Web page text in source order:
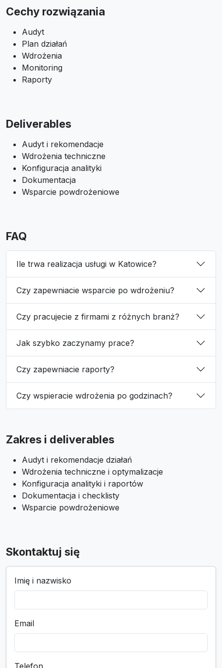
Cechy rozwiązania
Audyt
Plan działań
Wdrożenia
Monitoring
Raporty
Deliverables
Audyt i rekomendacje
Wdrożenia techniczne
Konfiguracja analityki
Dokumentacja
Wsparcie powdrożeniowe
FAQ
Ile trwa realizacja usługi w Katowice?
Czy zapewniacie wsparcie po wdrożeniu?
Czy pracujecie z firmami z różnych branż?
Jak szybko zaczynamy prace?
Czy zapewniacie raporty?
Czy wspieracie wdrożenia po godzinach?
Zakres i deliverables
Audyt i rekomendacje działań
Wdrożenia techniczne i optymalizacje
Konfiguracja analityki i raportów
Dokumentacja i checklisty
Wsparcie powdrożeniowe
Skontaktuj się
Imię i nazwisko
Email
Telefon